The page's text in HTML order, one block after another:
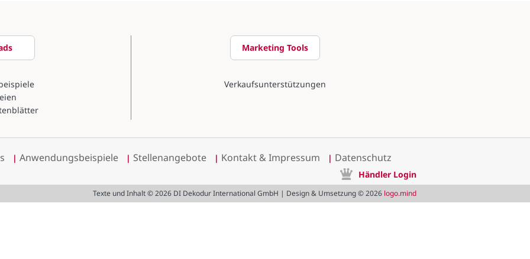
Marketing Tools
Verkaufsunterstützungen
| Anwendungsbeispiele | Stellenangebote | Kontakt & Impressum | Datenschutz
Händler Login
Texte und Inhalt © 2026 DI Dekodur International GmbH | Design & Umsetzung © 2026 logo.mind